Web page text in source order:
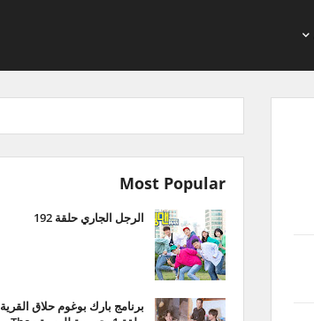
Most Popular
الرجل الجاري حلقة 192
برنامج بارك بوغوم حلاق القرية